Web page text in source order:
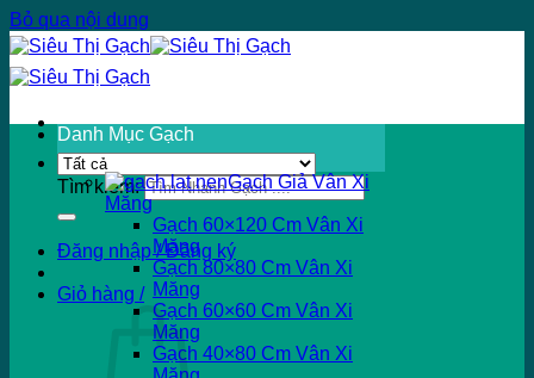
Bỏ qua nội dung
Tìm kiếm:
Đăng nhập / Đăng ký
Giỏ hàng /
Danh Mục Gạch
Gạch Giả Vân Xi
Măng
Gạch 60×120 Cm Vân Xi
Măng
Gạch 80×80 Cm Vân Xi
Măng
Gạch 60×60 Cm Vân Xi
Măng
Gạch 40×80 Cm Vân Xi